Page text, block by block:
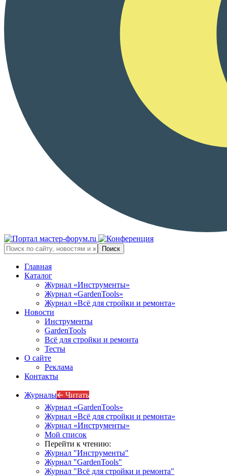
Главная
Каталог
Журнал «Инструменты»
Журнал «GardenTools»
Журнал «Всё для стройки и ремонта»
Новости
Инструменты
GardenTools
Всё для стройки и ремонта
Тесты
О сайте
Реклама
Контакты
Журналы🡨 Читать
Журнал «GardenTools»
Журнал «Всё для стройки и ремонта»
Журнал «Инструменты»
Мой список
Перейти к чтению:
Журнал "Инструменты"
Журнал "GardenTools"
Журнал "Всё для стройки и ремонта"